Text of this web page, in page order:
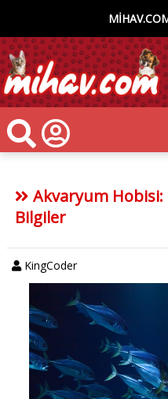
Akvaryum Hobisi:
Bilgiler
KingCoder